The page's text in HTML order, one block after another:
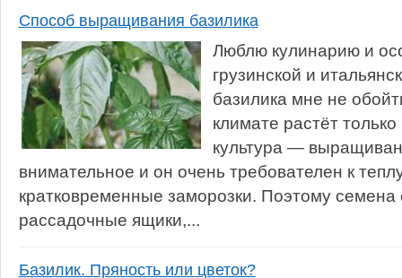
Способ выращивания базилика
Люблю кулинарию и
грузинской и
базилика мне не
климате растёт
культура —
внимательное и он очень требователен к
кратковременные заморозки. Поэтому
рассадочные ящики,...
Базилик. Пряность или цветок?